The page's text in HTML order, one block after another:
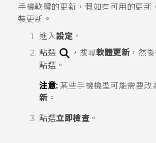
手機軟體的更新，假如有可用的更新
裝更新。
進入設定 。
點選
，搜尋軟體更新，然
點選。
注意:某些手機機型可能需要改
新。
點選立即檢查 。